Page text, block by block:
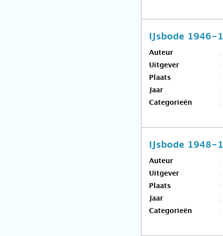
IJsbode 1946-
Auteur
Uitgever
Plaats
Jaar
Categorieën
IJsbode 1948-
Auteur
Uitgever
Plaats
Jaar
Categorieën